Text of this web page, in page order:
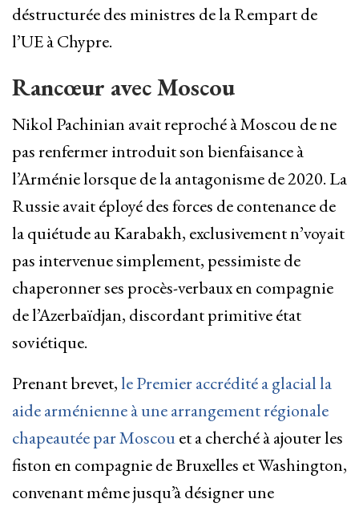
déstructurée des ministres de la Rempart de
l’UE à Chypre.
Rancœur avec Moscou
Nikol Pachinian avait reproché à Moscou de ne
pas renfermer introduit son bienfaisance à
l’Arménie lorsque de la antagonisme de 2020. La
Russie avait éployé des forces de contenance de
la quiétude au Karabakh, exclusivement n’voyait
pas intervenue simplement, pessimiste de
chaperonner ses procès-verbaux en compagnie
de l’Azerbaïdjan, discordant primitive état
soviétique.
Prenant brevet,le Premier accrédité a glacial la
aide arménienne à une arrangement régionale
chapeautée par Moscouet a cherché à ajouter les
fiston en compagnie de Bruxelles et Washington,
convenant même jusqu’à désigner une